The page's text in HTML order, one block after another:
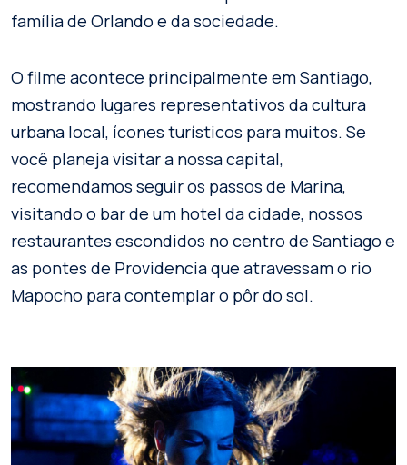
família de Orlando e da sociedade.
O filme acontece principalmente em Santiago,
mostrando lugares representativos da cultura
urbana local, ícones turísticos para muitos. Se
você planeja visitar a nossa capital,
recomendamos seguir os passos de Marina,
visitando o bar de um hotel da cidade, nossos
restaurantes escondidos no centro de Santiago e
as pontes de Providencia que atravessam o rio
Mapocho para contemplar o pôr do sol.